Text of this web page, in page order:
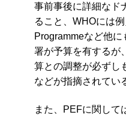
事前事後に詳細なド
ること、WHOには
Programmeなど他
署が予算を有するが
算との調整が必ずし
などが指摘されてい
また、PEFに関して